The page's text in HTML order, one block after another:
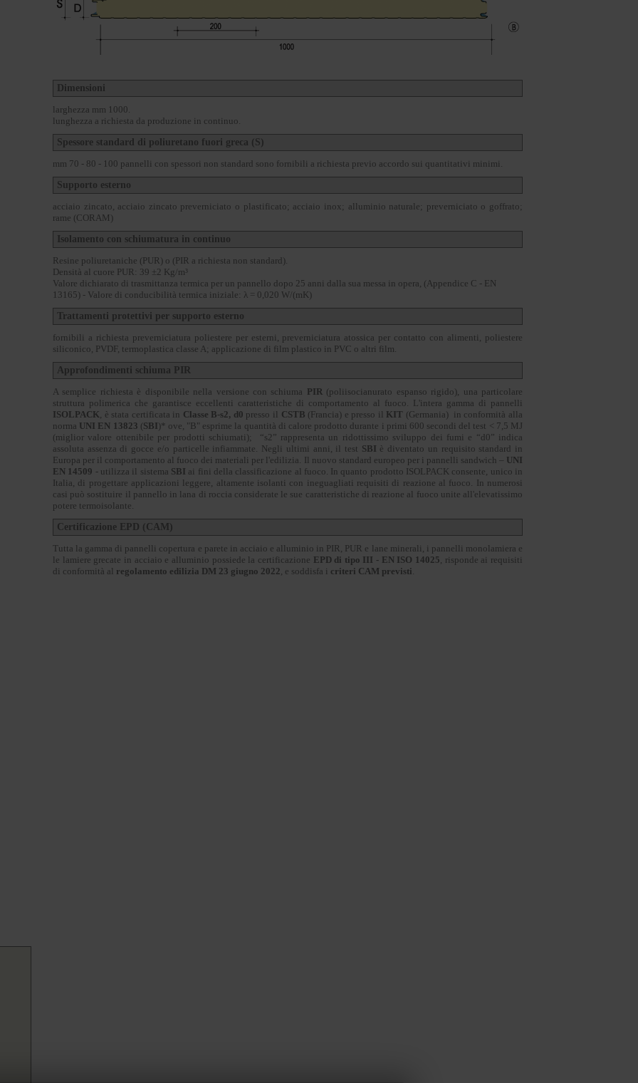
Dimensioni
larghezza mm 1000.
lunghezza a richiesta da produzione in continuo.
Spessore standard di poliuretano fuori greca (S)
mm 70 - 80 - 100 pannelli con spessori non standard sono fornibili a richiesta previo accordo sui quantitativi minimi.
Supporto esterno
acciaio zincato, acciaio zincato preverniciato o plastificato; acciaio inox; alluminio naturale; preverniciato o goffrato;
rame (CORAM)
Isolamento con schiumatura in continuo
Resine poliuretaniche (PUR) o (PIR a richiesta non standard).
Densità al cuore PUR: 39 ±2 Kg/m³
Valore dichiarato di trasmittanza termica per un pannello dopo 25 anni dalla sua messa in opera, (Appendice C - EN
13165) - Valore di conducibilità termica iniziale: λ = 0,020 W/(mK)
Trattamenti protettivi per supporto esterno
fornibili a richiesta preverniciatura poliestere per esterni, preverniciatura atossica per contatto con alimenti, poliestere
siliconico, PVDF, termoplastica classe A; applicazione di film plastico in PVC o altri film.
Approfondimenti schiuma PIR
A semplice richiesta è disponibile nella versione con schiuma PIR (poliisocianurato espanso rigido), una particolare
struttura polimerica che garantisce eccellenti caratteristiche di comportamento al fuoco. L'intera gamma di pannelli
ISOLPACK
, è stata certificata in Classe B-s2, d0 presso il CSTB (Francia) e presso il KIT (Germania) in conformità alla
norma UNI EN 13823 (SBI )* ove, "B" esprime la quantità di calore prodotto durante i primi 600 secondi del test < 7,5 MJ
(miglior valore ottenibile per prodotti schiumati); “s2” rappresenta un ridottissimo sviluppo dei fumi e “d0” indica
assoluta assenza di gocce e/o particelle infiammate. Negli ultimi anni, il test SBI è diventato un requisito standard in
Europa per il comportamento al fuoco dei materiali per l'edilizia. Il nuovo standard europeo per i pannelli sandwich – UNI
EN 14509 - utilizza il sistema SBI ai fini della classificazione al fuoco. In quanto prodotto ISOLPACK consente, unico in
Italia, di progettare applicazioni leggere, altamente isolanti con ineguagliati requisiti di reazione al fuoco. In numerosi
casi può sostituire il pannello in lana di roccia considerate le sue caratteristiche di reazione al fuoco unite all'elevatissimo
potere termoisolante.
Certificazione EPD (CAM)
Tutta la gamma di pannelli copertura e parete in acciaio e alluminio in PIR, PUR e lane minerali, i pannelli monolamiera e
le lamiere grecate in acciaio e alluminio possiede la certificazione EPD di tipo III - EN ISO 14025 , risponde ai requisiti
di conformità al regolamento edilizia DM 23 giugno 2022 , e soddisfa i criteri CAM previsti